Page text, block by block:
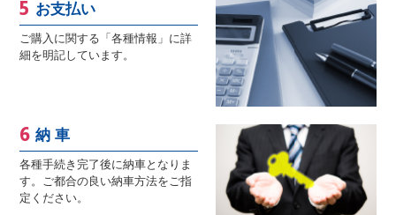
お支払い
ご購入に関する「各種情報」に詳
細を明記しています。
納 車
各種手続き完了後に納車となりま
す。ご都合の良い納車方法をご指
定ください。